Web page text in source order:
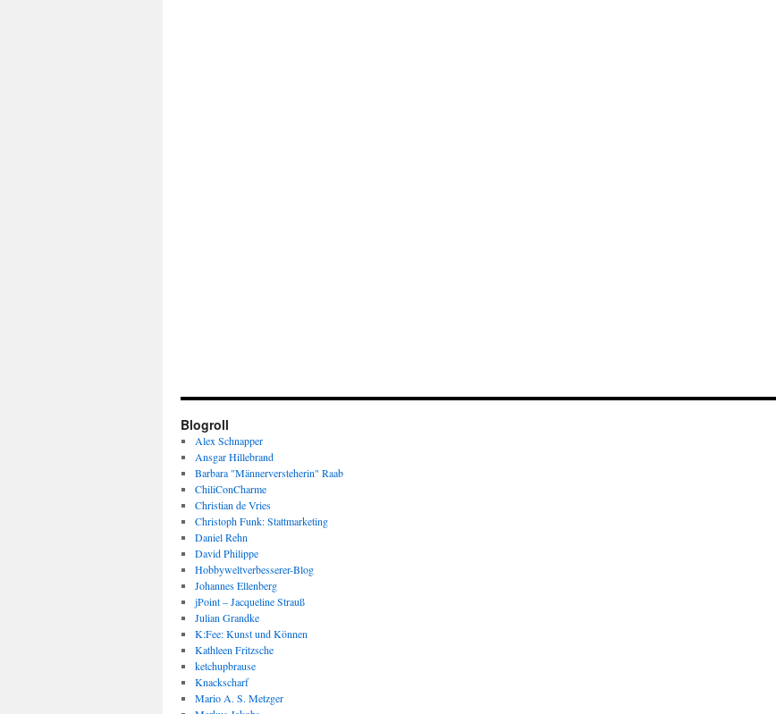
Blogroll
Alex Schnapper
Ansgar Hillebrand
Barbara "Männerversteherin" Raab
ChiliConCharme
Christian de Vries
Christoph Funk: Stattmarketing
Daniel Rehn
David Philippe
Hobbyweltverbesserer-Blog
Johannes Ellenberg
jPoint – Jacqueline Strauß
Julian Grandke
K:Fee: Kunst und Können
Kathleen Fritzsche
ketchupbrause
Knackscharf
Mario A. S. Metzger